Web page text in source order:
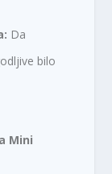
Da
bilo
Mini